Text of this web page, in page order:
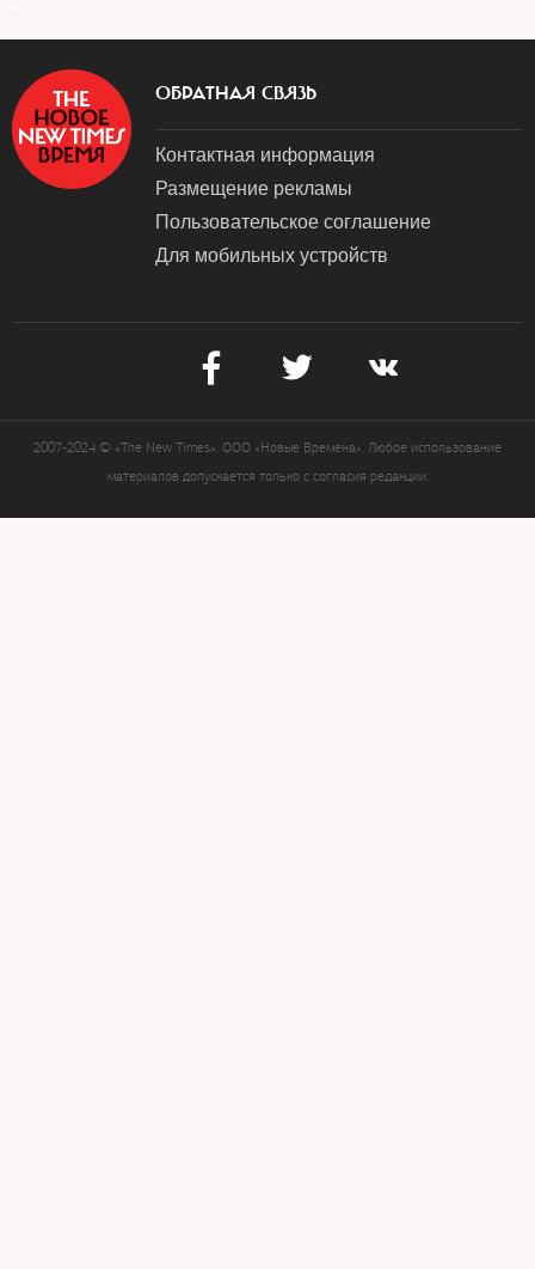
ОБРАТНАЯ СВЯЗЬ
Контактная информация
Размещение рекламы
Пользовательское соглашение
Для мобильных устройств
2007-2024 © «The New Times». ООО «Новые Времена». Любое использование
материалов допускается только с согласия редакции.